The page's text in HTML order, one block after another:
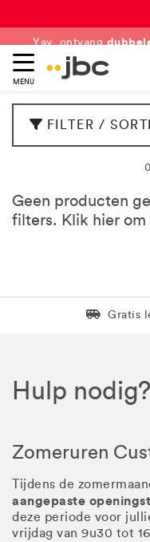
Yay, ontvang
MENU
FILTER /
Geen producten
filters. Klik hier om
Gratis
Hulp nodig?
Zomeruren
Tijdens de
aangepaste
deze periode voor
vrijdag van 9u30 tot